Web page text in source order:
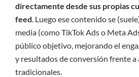
directamente desde sus propias
feed . Luego ese contenido se
media (como TikTok Ads o Meta
público objetivo, mejorando el
y resultados de conversión frente a
tradicionales.